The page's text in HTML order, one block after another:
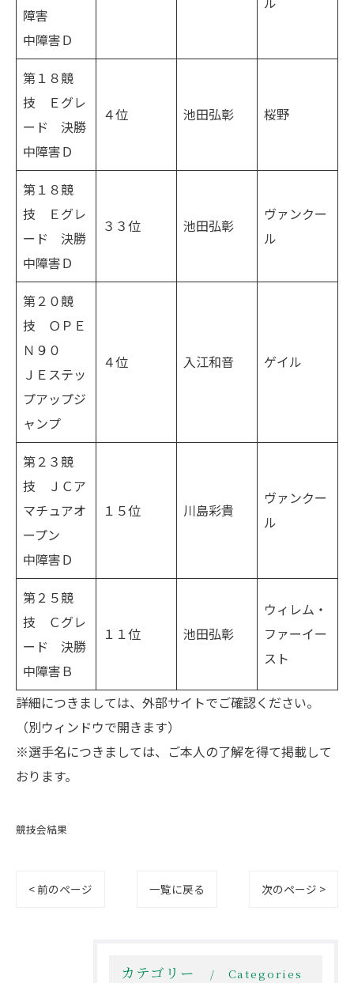
障害
中障害Ｄ
第１８競
技 Ｅグレ
ード 決勝
中障害Ｄ
４位 池田弘彰 桜野
第１８競
技 Ｅグレ
ード 決勝
中障害Ｄ
３３位 池田弘彰
ヴァンクー
ル
第２０競
技 ＯＰＥ
Ｎ９０
ＪＥステッ
プアップジ
ャンプ
４位 入江和音 ゲイル
第２３競
技 ＪＣア
マチュアオ
ープン
中障害Ｄ
１５位 川島彩貴
ヴァンクー
ル
第２５競
技 Ｃグレ
ード 決勝
中障害Ｂ
１１位 池田弘彰
ウィレム・
ファーイー
スト
詳細につきましては、 外部サイトでご確認ください。
（別ウィンドウで開きます）
※選手名につきましては、ご本人の了解を得て掲載して
おります。
競技会結果
< 前のページ 一覧に戻る 次のページ >
カテゴリー Categories